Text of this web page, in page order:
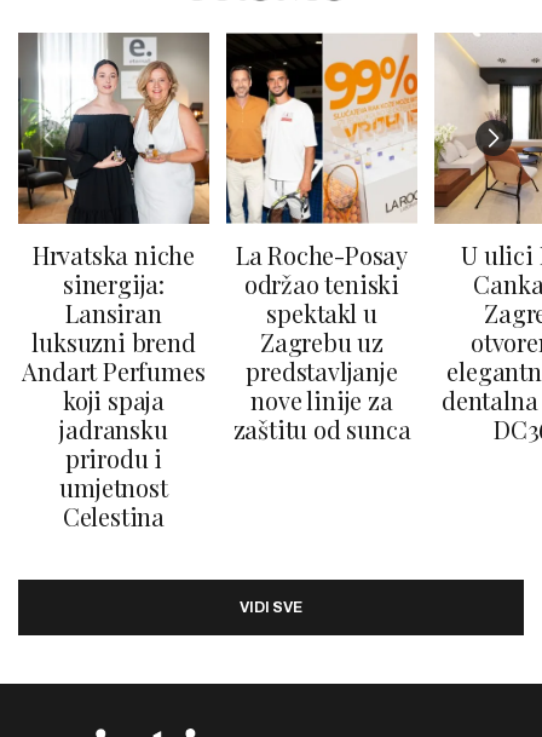
Hrvatska niche
sinergija:
Lansiran
luksuzni brend
Andart Perfumes
koji spaja
jadransku
prirodu i
umjetnost
Celestina
La Roche-Posay
održao teniski
spektakl u
Zagrebu uz
predstavljanje
nove linije za
zaštitu od sunca
U ulici
VIDI SVE